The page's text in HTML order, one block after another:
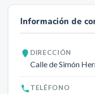
Información de
DIRECCIÓN
Calle de Simón
TELÉFONO